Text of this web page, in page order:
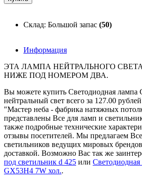
Склад: Большой запас (50)
Информация
ЭТА ЛАМПА НЕЙТРАЛЬНОГО
НИЖЕ ПОД НОМЕРОМ ДВА.
Вы можете купить Светодиодная лампа
нейтральный свет всего за 127.00
"Мастер неба - фабрика натяжных
представлены Все для ламп и
также подробные технические
отзывы посетителей. Мы предлагаем
светильников ведущих мировых
доставкой. Возможно Вас так же
под светильник d 425 или Светодиодная
GX53H4 7W хол..